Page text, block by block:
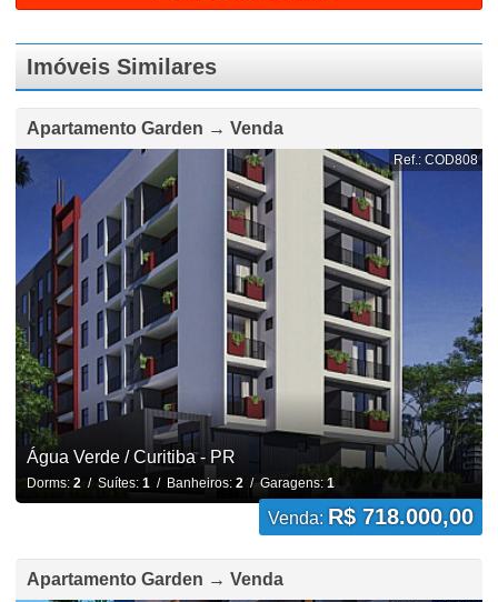
Imóveis Similares
Apartamento Garden → Venda
Ref.: COD808
Água Verde / Curitiba - PR
Dorms: 2/ Suítes: 1/ Banheiros: 2/ Garagens: 1
Venda: R$ 718.000,00
Apartamento Garden → Venda